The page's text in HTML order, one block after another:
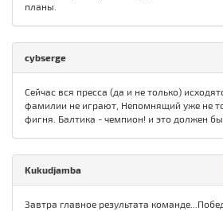
планы.
cybserge
Сейчас вся пресса (да и не только)
фамилии не играют, Непомнящий уже не
фигня. Балтика - чемпион! и это должен
Kukudjamba
Завтра главное результата